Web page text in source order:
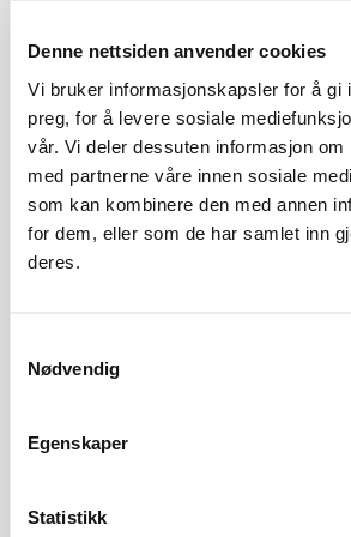
Denne nettsiden anvender cookies
Vi bruker informasjonskapsler for å gi
preg, for å levere sosiale
vår. Vi deler dessuten informasjon
med partnerne våre innen sosiale
som kan kombinere den med annen
for dem, eller som de har samlet inn
deres.
Nødvendig
Egenskaper
Statistikk
Larsen.
Regjeringens viktigste arbeids-, bolig-
direkte avhengige av en
levedyktig bygghåndverksnæring.
ambisiøse mål om å få flere i arbeid,
boliger, styrke seriøsiteten i
energimålene. Medlemsundersøkelsen
kapasitet og forutsigbare rammevilkår.
energieffektivisering og et seriøst
rammevilkår. Mister vi kompetansen